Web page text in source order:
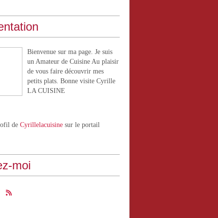
Bienvenue sur ma page. Je suis
un Amateur de Cuisine Au plaisir
de vous faire découvrir mes
petits plats. Bonne visite Cyrille
LA CUISINE
de Cyrillelacuisine sur le portail
moi